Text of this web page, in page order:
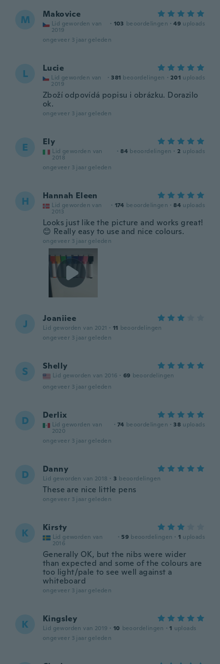
M Makovice
Lid geworden van
2019
· 103 beoordelingen · 49 uploads
ongeveer 3 jaar geleden
L Lucie
Lid geworden van
2019
· 381 beoordelingen · 201 uploads
Zboží odpovídá popisu i obrázku. Dorazilo
ok.
ongeveer 3 jaar geleden
E Ely
Lid geworden van
2018
· 84 beoordelingen · 2 uploads
ongeveer 3 jaar geleden
H Hannah Eleen
Lid geworden van
2013
· 174 beoordelingen · 84 uploads
Looks just like the picture and works great!
😊 Really easy to use and nice colours.
ongeveer 3 jaar geleden
J Joaniiee
Lid geworden van 2021 · 11 beoordelingen
ongeveer 3 jaar geleden
S Shelly
Lid geworden van 2016 · 69 beoordelingen
ongeveer 3 jaar geleden
D Derlix
Lid geworden van
2020
· 74 beoordelingen · 38 uploads
ongeveer 3 jaar geleden
D Danny
Lid geworden van 2018 · 3 beoordelingen
These are nice little pens
ongeveer 3 jaar geleden
K Kirsty
Lid geworden van
2016
· 59 beoordelingen · 1 uploads
Generally OK, but the nibs were wider
than expected and some of the colours are
too light/pale to see well against a
whiteboard
ongeveer 3 jaar geleden
K Kingsley
Lid geworden van 2019 · 10 beoordelingen · 1 uploads
ongeveer 3 jaar geleden